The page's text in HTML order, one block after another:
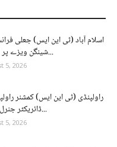
اسلام آباد (ٹی این ایس) جعلی
شینگن ویزے پر اسپین...
5, 2026
راولپنڈی (ٹی این ایس) کمشنر
ڈائریکٹر جنرل آر ڈی...
5, 2026